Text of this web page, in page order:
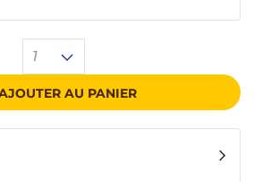
1
AU PANIER